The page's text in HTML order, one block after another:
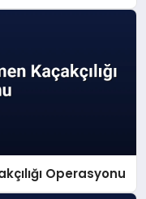
Operasyonu